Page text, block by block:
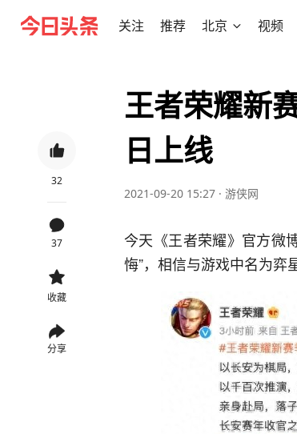
关注 推荐 北京 视频
32
37
收藏
分享
王者荣耀新
日上线
2021-09-20 15:27 · 游侠网
今天《王者荣耀》官方微
悔”，相信与游戏中名为弈